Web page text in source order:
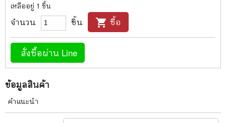
เหลืออยู่ 1 ชิ้น
จำนวน ชิ้น shopping_cart ซื้อ
สั่งซื้อผ่าน Line
ข้อมูลสินค้า
คำแนะนำ